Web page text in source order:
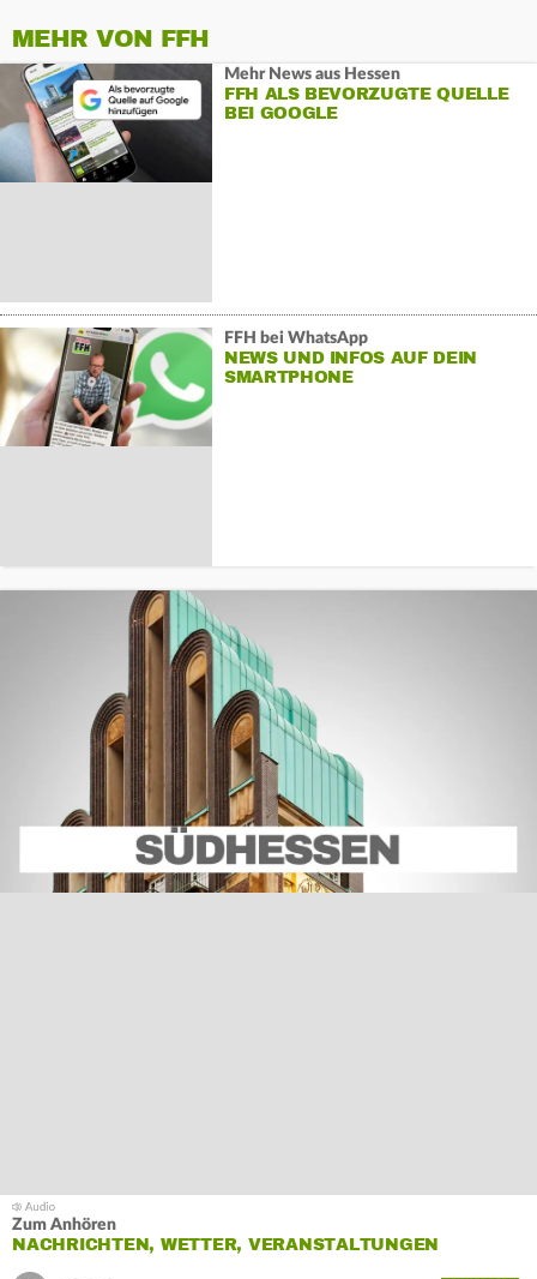
MEHR VON FFH
Mehr News aus Hessen
FFH ALS BEVORZUGTE QUELLE
BEI GOOGLE
FFH bei WhatsApp
NEWS UND INFOS AUF DEIN
SMARTPHONE
Zum Anhören
NACHRICHTEN, WETTER, VERANSTALTUNGEN